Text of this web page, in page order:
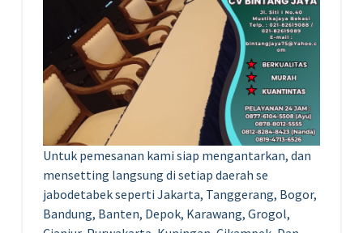
Untuk pemesanan kami siap mengantarkan, dan
mensetting langsung di setiap daerah se
jabodetabek seperti Jakarta, Tanggerang, Bogor,
Bandung, Banten, Depok, Karawang, Grogol,